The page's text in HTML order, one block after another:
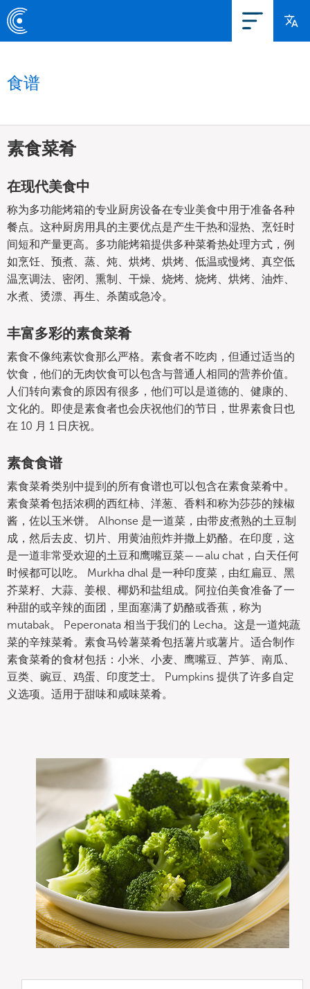
食谱
素食菜肴
在现代美食中
称为多功能烤箱的专业厨房设备在专业美食中用于准备各种
餐点。这种厨房用具的主要优点是产生干热和湿热、烹饪时
间短和产量更高。多功能烤箱提供多种菜肴热处理方式，例
如烹饪、预煮、蒸、炖、烘烤、烘烤、低温或慢烤、真空低
温烹调法、密闭、熏制、干燥、烧烤、烧烤、烘烤、油炸、
水煮、烫漂、再生、杀菌或急冷。
丰富多彩的素食菜肴
素食不像纯素饮食那么严格。素食者不吃肉，但通过适当的
饮食，他们的无肉饮食可以包含与普通人相同的营养价值。
人们转向素食的原因有很多，他们可以是道德的、健康的、
文化的。即使是素食者也会庆祝他们的节日，世界素食日也
在 10 月 1 日庆祝。
素食食谱
素食菜肴类别中提到的所有食谱也可以包含在素食菜肴中。
素食菜肴包括浓稠的西红柿、洋葱、香料和称为莎莎的辣椒
酱，佐以玉米饼。 Alhonse 是一道菜，由带皮煮熟的土豆制
成，然后去皮、切片、用黄油煎炸并撒上奶酪。在印度，这
是一道非常受欢迎的土豆和鹰嘴豆菜——alu chat，白天任何
时候都可以吃。 Murkha dhal 是一种印度菜，由红扁豆、黑
芥菜籽、大蒜、姜根、椰奶和盐组成。阿拉伯美食准备了一
种甜的或辛辣的面团，里面塞满了奶酪或香蕉，称为
mutabak。 Peperonata 相当于我们的 Lecha。这是一道炖蔬
菜的辛辣菜肴。素食马铃薯菜肴包括薯片或薯片。适合制作
素食菜肴的食材包括：小米、小麦、鹰嘴豆、芦笋、南瓜、
豆类、豌豆、鸡蛋、印度芝士。 Pumpkins 提供了许多自定
义选项。适用于甜味和咸味菜肴。